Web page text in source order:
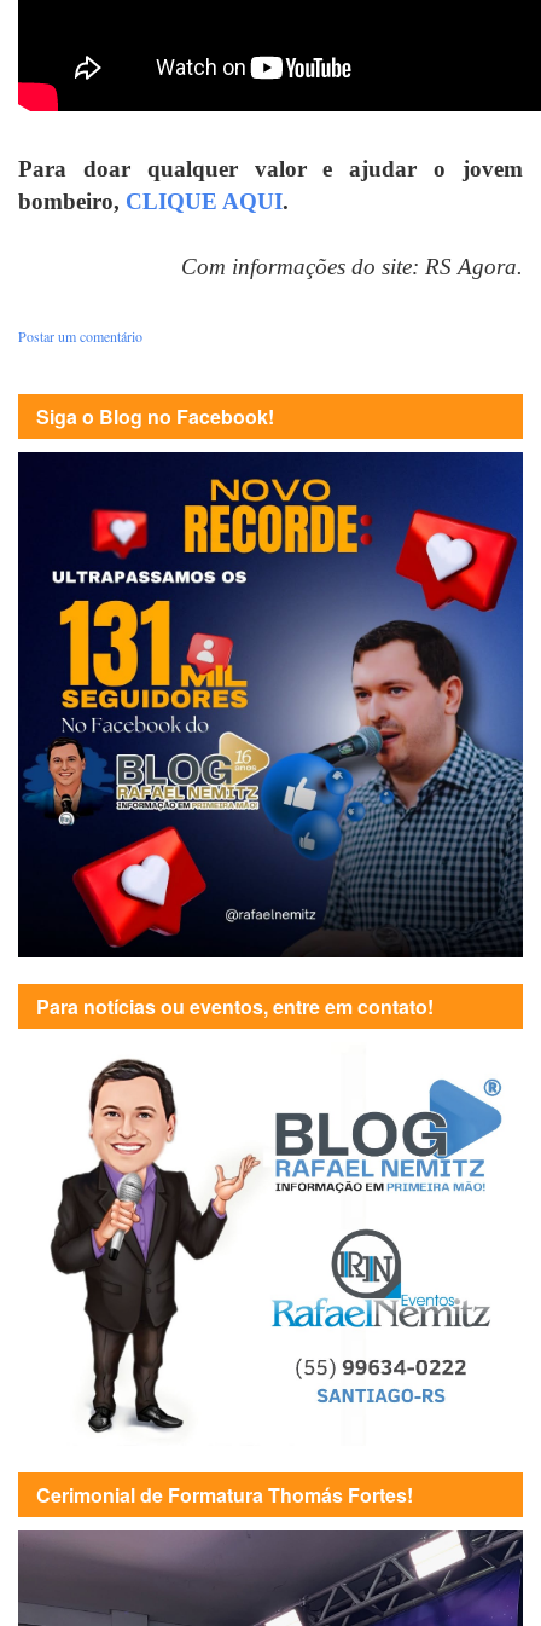
Para doar qualquer valor e ajudar o jovem
bombeiro, CLIQUE AQUI.
Com informações do site: RS Agora.
Postar um comentário
Siga o Blog no Facebook!
Para notícias ou eventos, entre em contato!
Cerimonial de Formatura Thomás Fortes!